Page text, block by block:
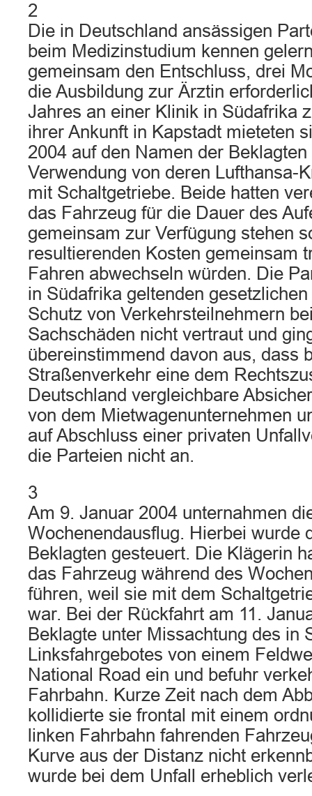
2
Die in Deutschland ansässigen
beim Medizinstudium kennen
gemeinsam den Entschluss, drei
die Ausbildung zur Ärztin
Jahres an einer Klinik in Südafrika
ihrer Ankunft in Kapstadt mieteten
2004 auf den Namen der
Verwendung von deren Lufthansa-
mit Schaltgetriebe. Beide hatten
das Fahrzeug für die Dauer des
gemeinsam zur Verfügung stehen
resultierenden Kosten gemeinsam
Fahren abwechseln würden. Die
in Südafrika geltenden
Schutz von Verkehrsteilnehmern
Sachschäden nicht vertraut und
übereinstimmend davon aus, dass
Straßenverkehr eine dem
Deutschland vergleichbare
von dem Mietwagenunternehmen
auf Abschluss einer privaten
die Parteien nicht an.
3
Am 9. Januar 2004 unternahmen
Wochenendausflug. Hierbei wurde
Beklagten gesteuert. Die Klägerin
das Fahrzeug während des
führen, weil sie mit dem
war. Bei der Rückfahrt am 11.
Beklagte unter Missachtung des in
Linksfahrgebotes von einem
National Road ein und befuhr
Fahrbahn. Kurze Zeit nach dem
kollidierte sie frontal mit einem
linken Fahrbahn fahrenden
Kurve aus der Distanz nicht
wurde bei dem Unfall erheblich